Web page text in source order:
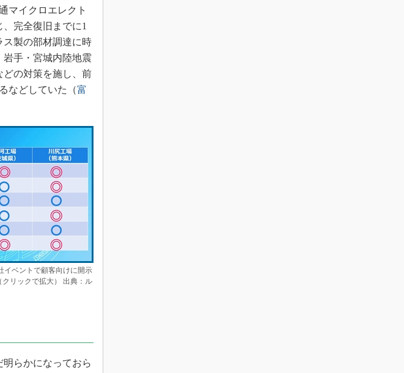
マイクロエレクト
完全復旧までに1
ス製の部材調達に時
手・宮城内陸地震
どの対策を施し、前
などしていた（富
イベントで顧客向けに開示
リックで拡大） 出典：ル
らかになっておら